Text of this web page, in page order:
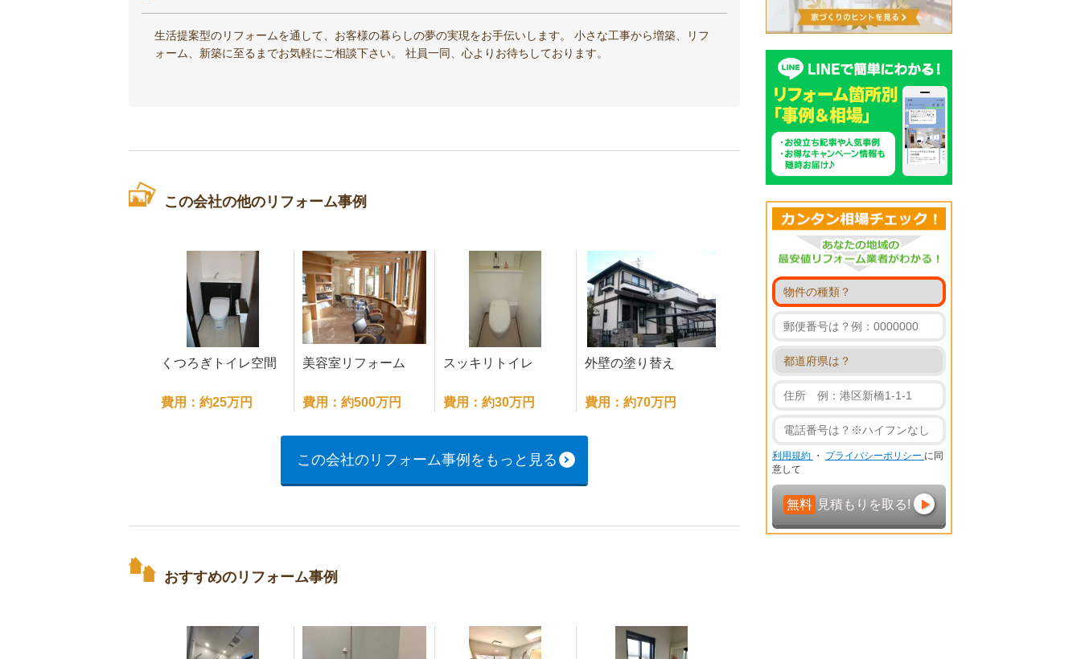
生活提案型のリフォームを通して、お客様の暮らしの夢の実現をお手伝いします。 小さな工事から増築、リフ
ォーム、新築に至るまでお気軽にご相談下さい。 社員一同、心よりお待ちしております。
この会社の他のリフォーム事例
くつろぎトイレ空間
費用：約25万円
美容室リフォーム
費用：約500万円
スッキリトイレ
費用：約30万円
外壁の塗り替え
費用：約70万円
この会社のリフォーム事例をもっと見る
おすすめのリフォーム事例
利用規約 ・ プライバシーポリシー に同
意して
無料 見積もりを取る!